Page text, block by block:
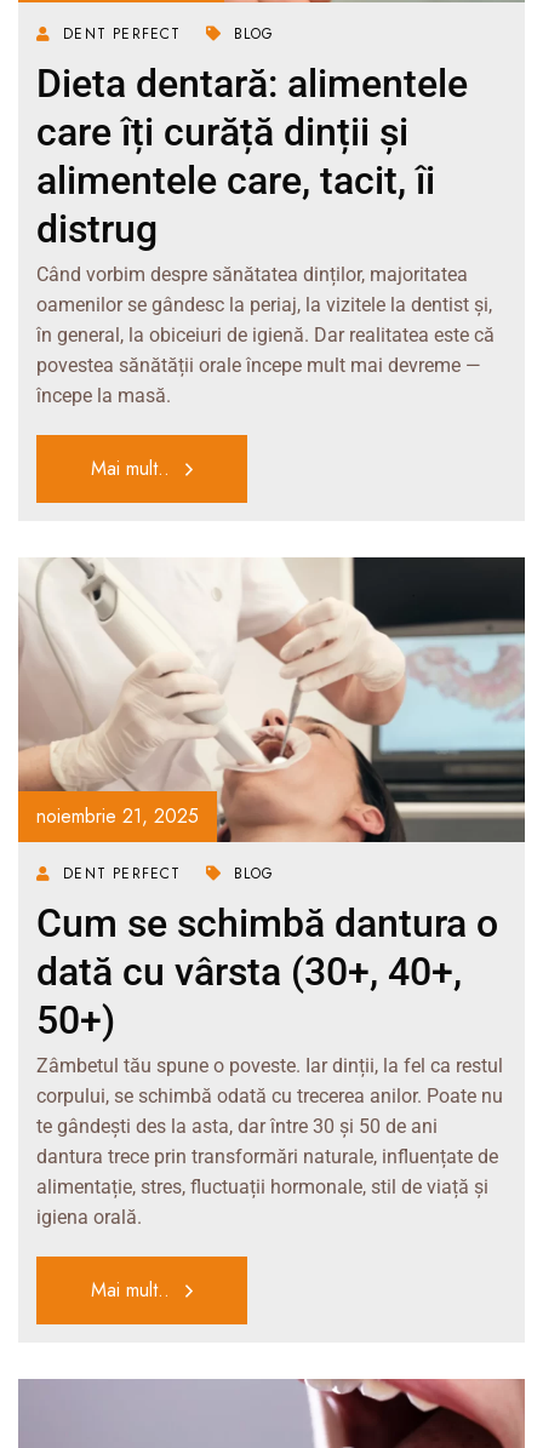
DENT PERFECT BLOG
Dieta dentară: alimentele
care îți curăță dinții și
alimentele care, tacit, îi
distrug
Când vorbim despre sănătatea dinților, majoritatea
oamenilor se gândesc la periaj, la vizitele la dentist și,
în general, la obiceiuri de igienă. Dar realitatea este că
povestea sănătății orale începe mult mai devreme —
începe la masă.
Mai mult..
noiembrie 21, 2025
DENT PERFECT BLOG
Cum se schimbă dantura o
dată cu vârsta (30+, 40+,
50+)
Zâmbetul tău spune o poveste. Iar dinții, la fel ca restul
corpului, se schimbă odată cu trecerea anilor. Poate nu
te gândești des la asta, dar între 30 și 50 de ani
dantura trece prin transformări naturale, influențate de
alimentație, stres, fluctuații hormonale, stil de viață și
igiena orală.
Mai mult..